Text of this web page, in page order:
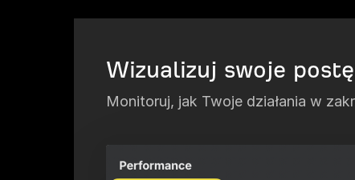
Wizualizuj swoje
Monitoruj, jak Twoje działania w